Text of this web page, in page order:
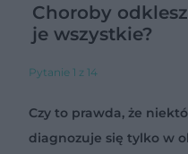
Choroby
je wszystkie?
Pytanie 1 z 14
Czy to prawda, że
diagnozuje się tylko w